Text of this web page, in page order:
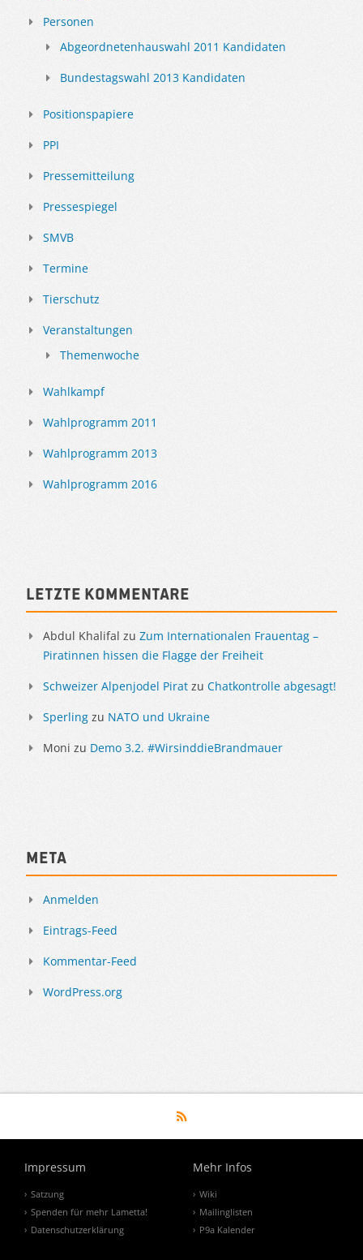
Personen
Abgeordnetenhauswahl 2011 Kandidaten
Bundestagswahl 2013 Kandidaten
Positionspapiere
PPI
Pressemitteilung
Pressespiegel
SMVB
Termine
Tierschutz
Veranstaltungen
Themenwoche
Wahlkampf
Wahlprogramm 2011
Wahlprogramm 2013
Wahlprogramm 2016
Letzte Kommentare
Abdul Khalifal zu Zum Internationalen Frauentag –
Piratinnen hissen die Flagge der Freiheit
Schweizer Alpenjodel Pirat zu Chatkontrolle abgesagt!
Sperling zu NATO und Ukraine
Moni zu Demo 3.2. #WirsinddieBrandmauer
Meta
Anmelden
Eintrags-Feed
Kommentar-Feed
WordPress.org
Impressum
Satzung
Spenden für mehr Lametta!
Datenschutzerklärung
Mehr Infos
Wiki
Mailinglisten
P9a Kalender